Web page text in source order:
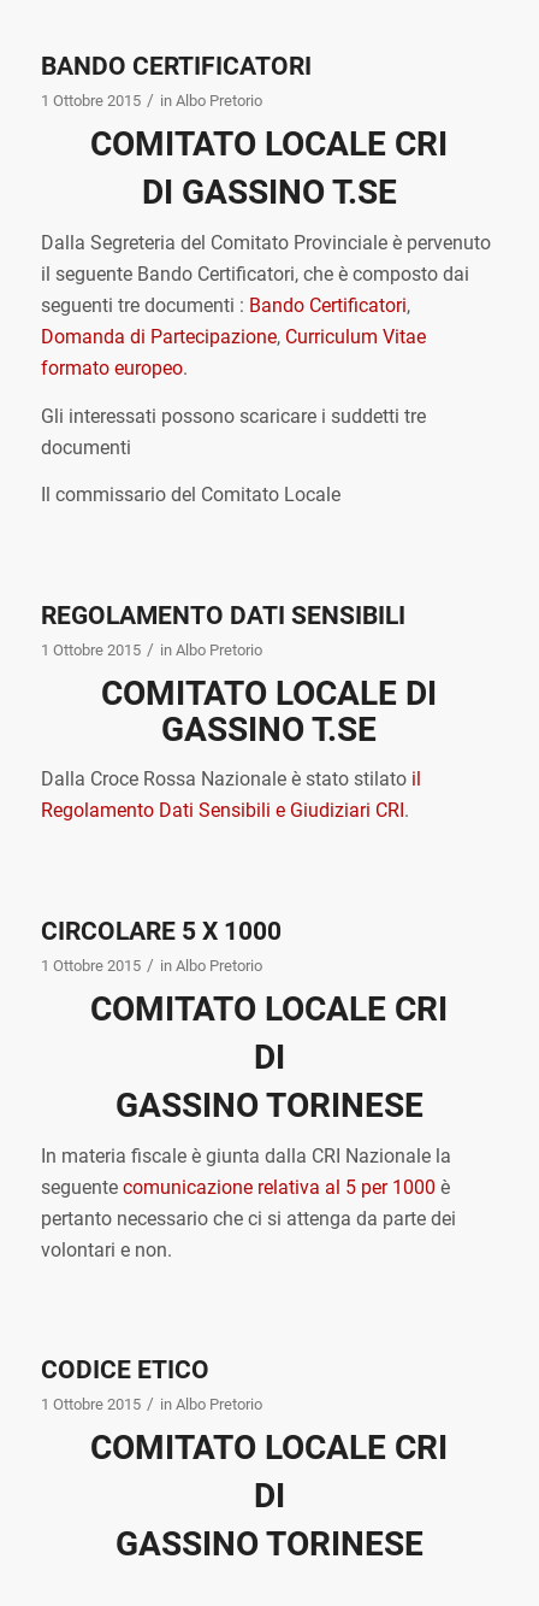
BANDO CERTIFICATORI
1 Ottobre 2015 / in Albo Pretorio
COMITATO LOCALE CRI
DI GASSINO T.SE
Dalla Segreteria del Comitato Provinciale è pervenuto
il seguente Bando Certificatori, che è composto dai
seguenti tre documenti : Bando Certificatori,
Domanda di Partecipazione, Curriculum Vitae
formato europeo.
Gli interessati possono scaricare i suddetti tre
documenti
Il commissario del Comitato Locale
REGOLAMENTO DATI SENSIBILI
1 Ottobre 2015 / in Albo Pretorio
COMITATO LOCALE DI
GASSINO T.SE
Dalla Croce Rossa Nazionale è stato stilato il
Regolamento Dati Sensibili e Giudiziari CRI .
CIRCOLARE 5 X 1000
1 Ottobre 2015 / in Albo Pretorio
COMITATO LOCALE CRI
DI
GASSINO TORINESE
In materia fiscale è giunta dalla CRI Nazionale la
seguente comunicazione relativa al 5 per 1000 è
pertanto necessario che ci si attenga da parte dei
volontari e non.
CODICE ETICO
1 Ottobre 2015 / in Albo Pretorio
COMITATO LOCALE CRI
DI
GASSINO TORINESE